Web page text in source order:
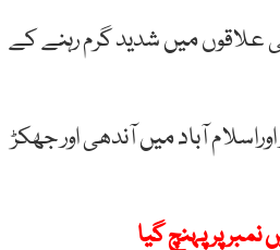
میں شدید گرم رہنے کے
آباد میں آندھی اور جھکڑ